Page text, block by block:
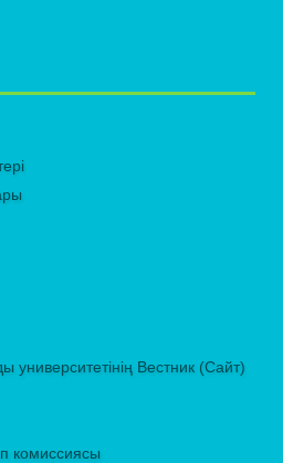
университетінің Вестник (Сайт)
комиссиясы